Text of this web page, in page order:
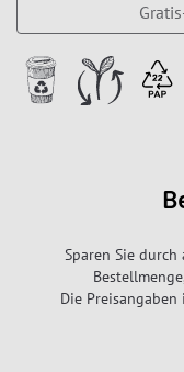
Sparen Sie
Die